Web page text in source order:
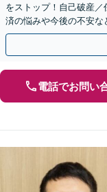
をストップ！自己破産
済の悩みや今後の不安な
い。依頼者さまにとっ
電話でお問い